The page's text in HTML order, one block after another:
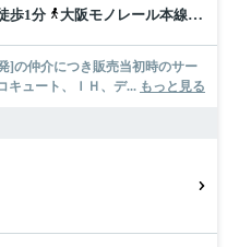
歩1分
大阪モノレール本線「千里中央」駅 徒歩3分
の仲介につき販売当初時のサー
キュート、ＩＨ、デ... もっと見る